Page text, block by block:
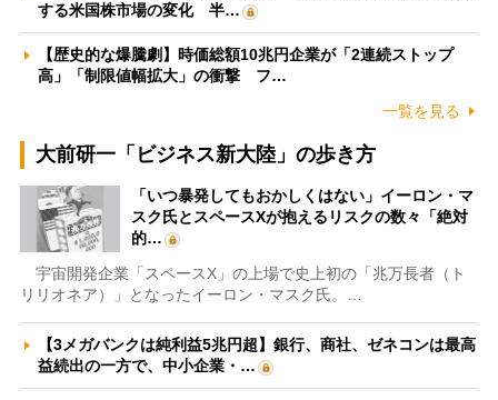
する米国株市場の変化 半…
【歴史的な爆騰劇】時価総額10兆円企業が「2連続ストップ
高」「制限値幅拡大」の衝撃 フ…
一覧を見る
大前研一「ビジネス新大陸」の歩き方
「いつ暴発してもおかしくはない」イーロン・マ
スク氏とスペースXが抱えるリスクの数々「絶対
的…
宇宙開発企業「スペースX」の上場で史上初の「兆万長者（ト
リリオネア）」となったイーロン・マスク氏。…
【3メガバンクは純利益5兆円超】銀行、商社、ゼネコンは最高
益続出の一方で、中小企業・…